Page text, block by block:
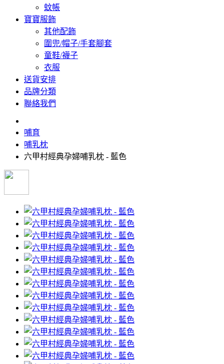
蚊帳
寶寶服飾
其他配飾
圍兜/帽子/手套腳套
童鞋/襪子
衣服
送貨安排
品牌分類
聯絡我們
哺育
哺乳枕
六甲村經典孕婦哺乳枕 - 藍色